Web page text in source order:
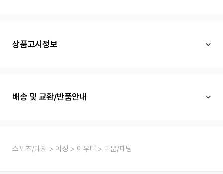
상품고시정보
배송 및 교환/반품안내
스포츠/레저 여성 아우터 다운/패딩